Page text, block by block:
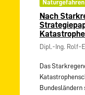
Naturgefahren
Nach
Dipl.-Ing. Rolf-
Das